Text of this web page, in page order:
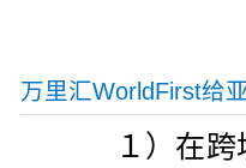
万里汇WorldFirst给
１）在跨境